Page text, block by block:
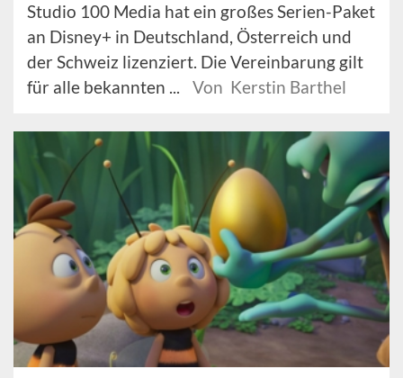
Studio 100 Media hat ein großes Serien-Paket
an Disney+ in Deutschland, Österreich und
der Schweiz lizenziert. Die Vereinbarung gilt
für alle bekannten ...
Von Kerstin Barthel